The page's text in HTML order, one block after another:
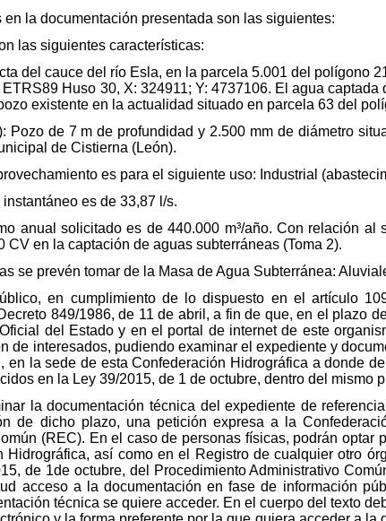
en la documentación presentada son las siguientes:
las siguientes características:
del cauce del río Esla, en la parcela 5.001 del polígono
Huso 30, X: 324911; Y: 4737106. El agua
existente en la actualidad situado en parcela 63 del
Pozo de 7 m de profundidad y 2.500 mm de diámetro
de Cistierna (León).
es para el siguiente uso: Industrial
es de 33,87 l/s.
anual solicitado es de 440.000 m³/año. Con relación
CV en la captación de aguas subterráneas (Toma 2).
se prevén tomar de la Masa de Agua Subterránea:
en cumplimiento de lo dispuesto en el artículo
849/1986, de 11 de abril, a fin de que, en el plazo
del Estado y en el portal de internet de este
de interesados, pudiendo examinar el expediente y
en la sede de esta Confederación Hidrográfica a donde
en la Ley 39/2015, de 1 de octubre, dentro del mismo
la documentación técnica del expediente de
de dicho plazo, una petición expresa a la
(REC). En el caso de personas físicas, podrán optar
Hidrográfica, así como en el Registro de cualquier otro
de 1de octubre, del Procedimiento Administrativo
acceso a la documentación en fase de información
técnica se quiere acceder. En el cuerpo del texto